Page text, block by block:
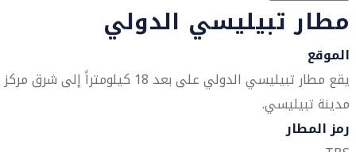
مطار تبيليسي الدولي
الموقع
يقع مطار تبيليسي الدولي على بعد 18 كيلومتراً إلى شرق مركز
مدينة تبيليسي.
رمز المطار